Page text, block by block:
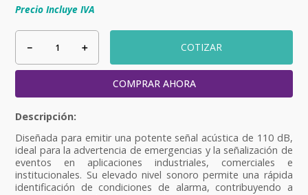
Precio Incluye IVA
＋
－ COTIZAR
COMPRAR AHORA
Diseñada para emitir una potente señal acústica de 110 dB,
ideal para la advertencia de emergencias y la señalización de
eventos en aplicaciones industriales, comerciales e
institucionales. Su elevado nivel sonoro permite una rápida
identificación de condiciones de alarma, contribuyendo a